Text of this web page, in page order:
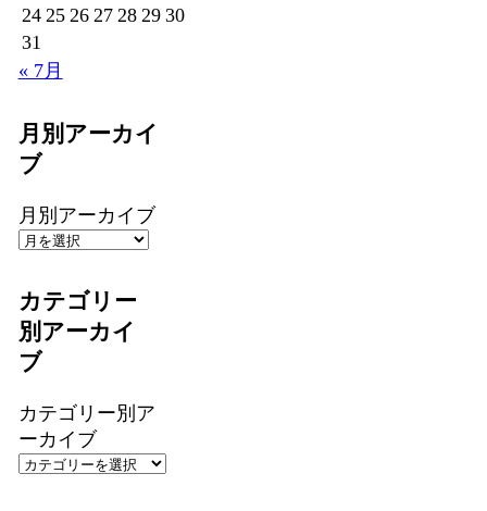
24 25 26 27 28 29 30
31
« 7月
月別アーカイ
ブ
月別アーカイブ
カテゴリー
別アーカイ
ブ
カテゴリー別ア
ーカイブ